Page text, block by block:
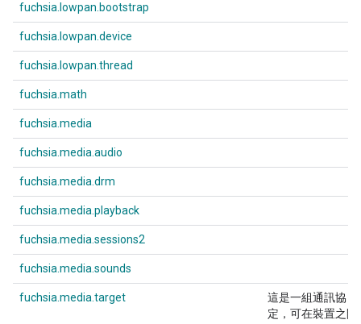
fuchsia.lowpan.bootstrap
fuchsia.lowpan.device
fuchsia.lowpan.thread
fuchsia.math
fuchsia.media
fuchsia.media.audio
fuchsia.media.drm
fuchsia.media.playback
fuchsia.media.sessions2
fuchsia.media.sounds
fuchsia.media.target
這是一組通訊協
定，可在裝置之間